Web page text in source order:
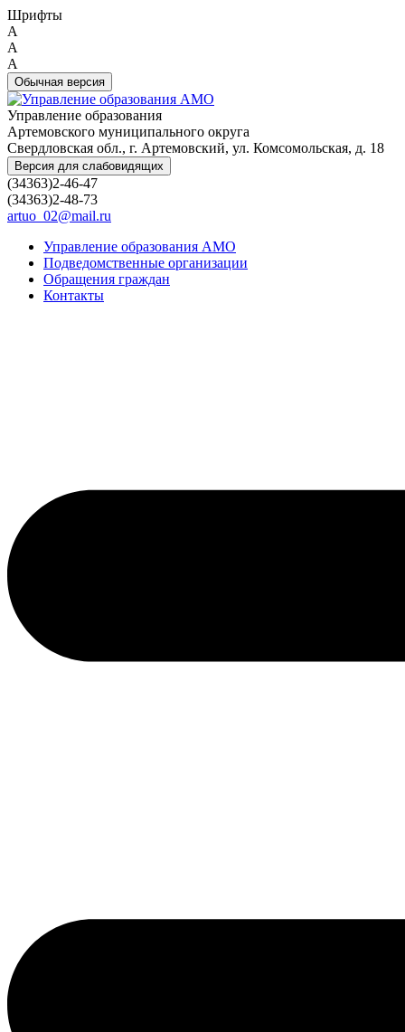
Шрифты
A
A
A
Обычная версия
Управление образования
Артемовского муниципального округа
Свердловская обл., г. Артемовский, ул. Комсомольская, д. 18
Версия для слабовидящих
(34363)2-46-47
(34363)2-48-73
artuo_02@mail.ru
Управление образования АМО
Подведомственные организации
Обращения граждан
Контакты